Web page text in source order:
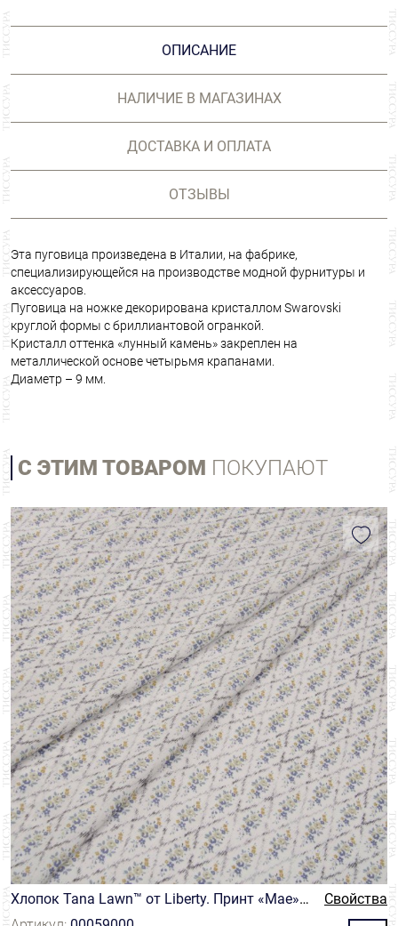
ОПИСАНИЕ
НАЛИЧИЕ В МАГАЗИНАХ
ДОСТАВКА И ОПЛАТА
ОТЗЫВЫ
Эта пуговица произведена в Италии, на фабрике,
специализирующейся на производстве модной фурнитуры и
аксессуаров.
Пуговица на ножке декорирована кристаллом Swarovski
круглой формы с бриллиантовой огранкой.
Кристалл оттенка «лунный камень» закреплен на
металлической основе четырьмя крапанами.
Диаметр – 9 мм.
С ЭТИМ ТОВАРОМ ПОКУПАЮТ
Хлопок Tana Lawn™ от Liberty. Принт «Mae»
(Мэй). Цвет молочный/голубой/желтый
Свойства